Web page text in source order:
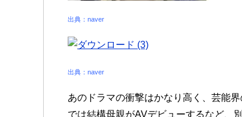
出典：naver
出典：naver
あのドラマの衝撃はかなり高く、芸能
では結構母親がAVデビューするなど、